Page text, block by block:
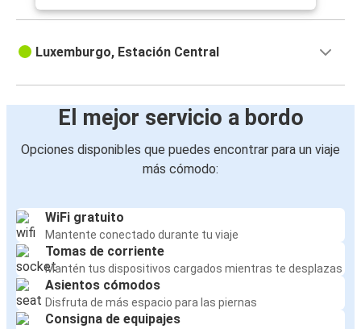
Luxemburgo, Estación Central
El mejor servicio a bordo
Opciones disponibles que puedes encontrar para un viaje
más cómodo:
WiFi gratuito
Mantente conectado durante tu viaje
Tomas de corriente
Mantén tus dispositivos cargados mientras te desplazas
Asientos cómodos
Disfruta de más espacio para las piernas
Consigna de equipajes